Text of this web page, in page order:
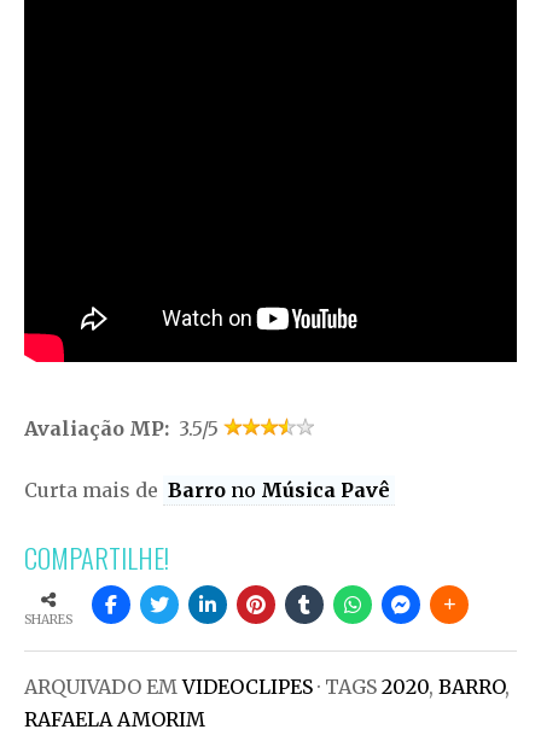
Avaliação MP: 3.5/5
Curta mais de Barro no Música Pavê
COMPARTILHE!
SHARES
ARQUIVADO EMVIDEOCLIPES · TAGS 2020, BARRO,
RAFAELA AMORIM